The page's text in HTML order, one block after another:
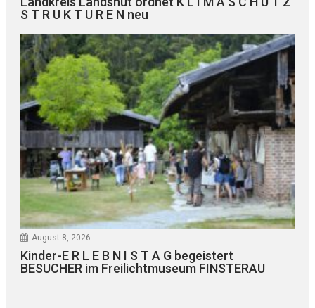
S T R U K T U R E N neu
August 8, 2026
Kinder-E R L E B N I S T A G begeistert
BESUCHER im Freilichtmuseum FINSTERAU